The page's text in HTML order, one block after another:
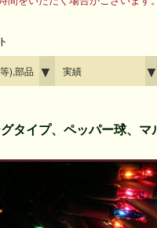
),部品 ▼ 実績 ▼
タイプ、ペッパー球、